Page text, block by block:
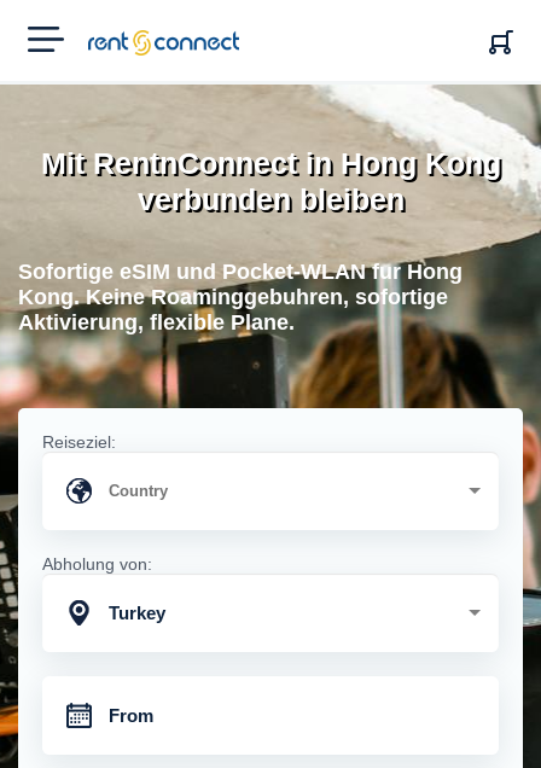
RENT'N
CONNECT
Mit RentnConnect in Hong Kong
verbunden bleiben
Sofortige eSIM und Pocket-WLAN fur Hong
Kong. Keine Roaminggebuhren, sofortige
Aktivierung, flexible Plane.
Reiseziel:
Abholung von:
Turkey